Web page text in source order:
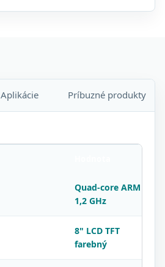
Aplikácie Príbuzné produkty
Quad-core ARM
1,2 GHz
8" LCD TFT
farebný